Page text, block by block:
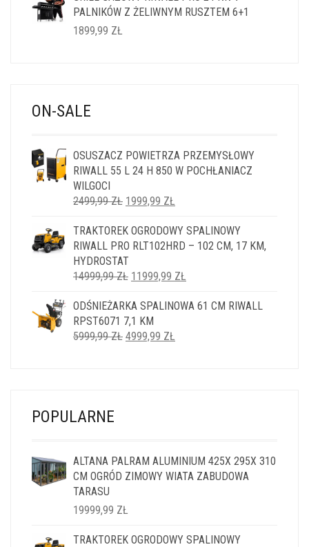
PALNIKÓW Z ŻELIWNYM RUSZTEM 6+1
1899,99 ZŁ
ON-SALE
OSUSZACZ POWIETRZA PRZEMYSŁOWY
RIWALL 55 L 24 H 850 W POCHŁANIACZ
WILGOCI
2499,99ZŁ PIERWOTNA
WYNOSIŁA:
2499,99 ZŁ.
1999,99 ZŁ
WYNOSI:
1999,99 ZŁ.
TRAKTOREK OGRODOWY SPALINOWY
RIWALL PRO RLT102HRD – 102 CM, 17 KM,
HYDROSTAT
14999,99ZŁ PIERWOTNA
WYNOSIŁA:
14999,99 ZŁ.
11999,99 ZŁ
WYNOSI:
ODŚNIEŻARKA SPALINOWA 61 CM RIWALL
RPST6071 7,1 KM
5999,99ZŁ PIERWOTNA
4999,99 ZŁ
POPULARNE
ALTANA PALRAM ALUMINIUM 425X 295X 310
CM OGRÓD ZIMOWY WIATA ZABUDOWA
TARASU
19999,99 ZŁ
TRAKTOREK OGRODOWY SPALINOWY